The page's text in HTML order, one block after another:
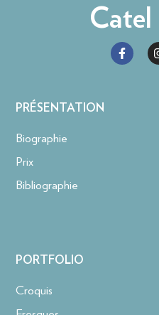
Catel
PRÉSENTATION
Biographie
Prix
Bibliographie
PORTFOLIO
Croquis